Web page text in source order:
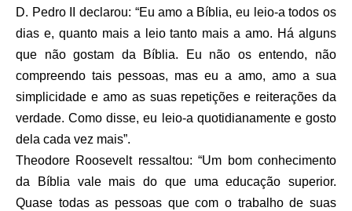
D. Pedro II declarou: “Eu amo a Bíblia, eu leio-a todos os
dias e, quanto mais a leio tanto mais a amo. Há alguns
que não gostam da Bíblia. Eu não os entendo, não
compreendo tais pessoas, mas eu a amo, amo a sua
simplicidade e amo as suas repetições e reiterações da
verdade. Como disse, eu leio-a quotidianamente e gosto
dela cada vez mais”.
Theodore Roosevelt ressaltou: “Um bom conhecimento
da Bíblia vale mais do que uma educação superior.
Quase todas as pessoas que com o trabalho de suas